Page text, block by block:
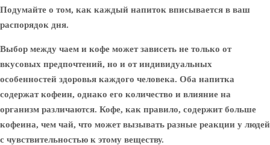
Подумайте о том, как каждый напиток вписывается в ваш
распорядок дня.
Выбор между чаем и кофе может зависеть не только от
вкусовых предпочтений, но и от индивидуальных
особенностей здоровья каждого человека. Оба напитка
содержат кофеин, однако его количество и влияние на
организм различаются. Кофе, как правило, содержит больше
кофеина, чем чай, что может вызывать разные реакции у людей
с чувствительностью к этому веществу.